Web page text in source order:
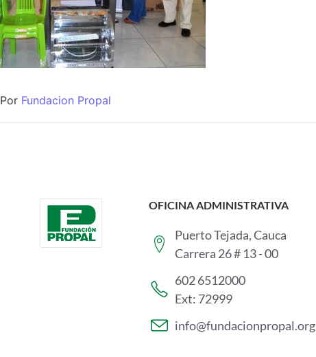
Por Fundacion Propal
OFICINA ADMINISTRATIVA
Puerto Tejada, Cauca
Carrera 26 # 13 - 00
602 6512000
Ext: 72999
info@fundacionpropal.org